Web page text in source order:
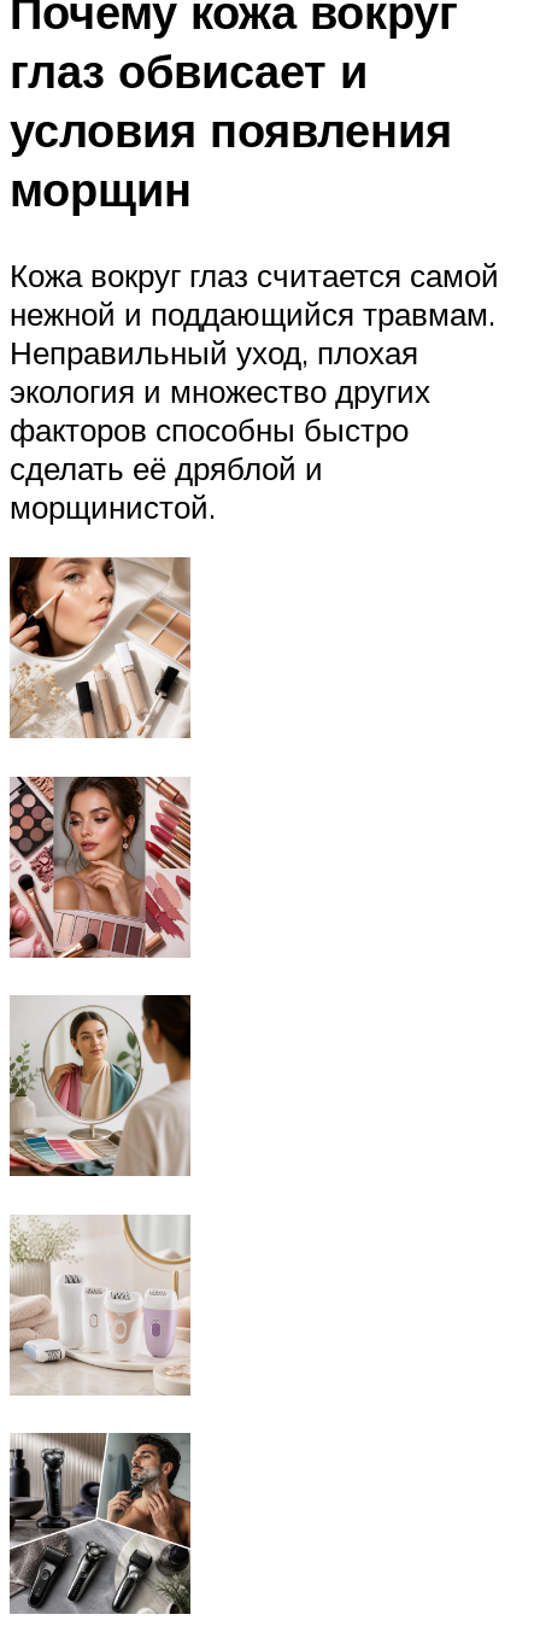
глаз обвисает и
условия появления
морщин
Кожа вокруг глаз считается самой
нежной и поддающийся травмам.
Неправильный уход, плохая
экология и множество других
факторов способны быстро
сделать её дряблой и
морщинистой.